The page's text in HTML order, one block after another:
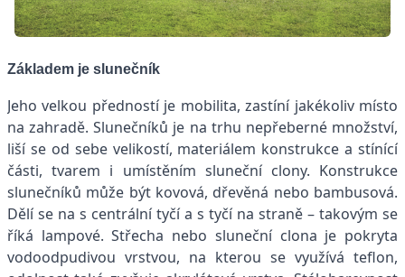
Základem je slunečník
Jeho velkou předností je mobilita, zastíní jakékoliv místo
na zahradě. Slunečníků je na trhu nepřeberné množství,
liší se od sebe velikostí, materiálem konstrukce a stínící
části, tvarem i umístěním sluneční clony. Konstrukce
slunečníků může být kovová, dřevěná nebo bambusová.
Dělí se na s centrální tyčí a s tyčí na straně – takovým se
říká lampové. Střecha nebo sluneční clona je pokryta
vodoodpudivou vrstvou, na kterou se využívá teflon,